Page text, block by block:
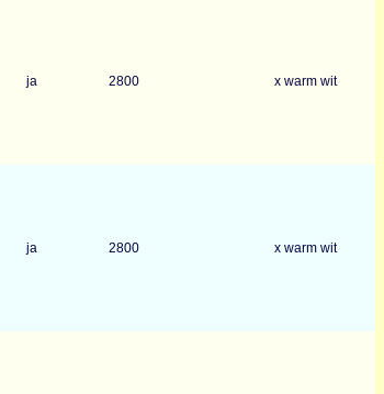
ja 2800 x warm wit
ja 2800 x warm wit